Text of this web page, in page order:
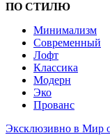
ПО СТИЛЮ
Минимализм
Современный
Лофт
Классика
Модерн
Эко
Прованс
Эксклюзивно в Мир